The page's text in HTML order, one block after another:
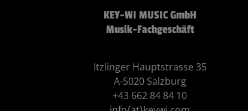
KEY-WI MUSIC GmbH
Musik-Fachgeschäft
Itzlinger Hauptstrasse 35
A-5020 Salzburg
+43 662 84 84 10